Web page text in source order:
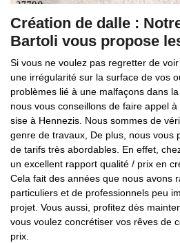
Création de dalle :
Bartoli vous propose
Si vous ne voulez pas regretter de
une irrégularité sur la surface de vos
problèmes lié à une malfaçons dans
nous vous conseillons de faire appel
sise à Hennezis. Nous sommes de
genre de travaux, De plus, nous vous
de tarifs très abordables. En effet,
un excellent rapport qualité / prix en
Cela fait des années que nous avons
particuliers et de professionnels peu
projet. Vous aussi, profitez dès
vous voulez concrétiser vos rêves de
prix.